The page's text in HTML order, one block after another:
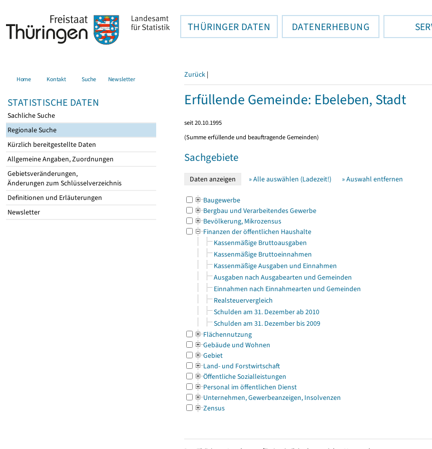
THÜRINGER DATEN DATENERHEBUNG
Home Kontakt Suche Newsletter
STATISTISCHE DATEN
Sachliche Suche
Regionale Suche
Kürzlich bereitgestellte Daten
Allgemeine Angaben, Zuordnungen
Gebietsveränderungen,
Änderungen zum Schlüsselverzeichnis
Definitionen und Erläuterungen
Newsletter
Zurück |
Erfüllende Gemeinde: Ebeleben, Stadt
seit 20.10.1995
(Summe erfüllende und beauftragende Gemeinden)
Sachgebiete
» Alle auswählen (Ladezeit!) » Auswahl entfernen
Baugewerbe
Bergbau und Verarbeitendes Gewerbe
Bevölkerung, Mikrozensus
Finanzen der öffentlichen Haushalte
Kassenmäßige Bruttoausgaben
Kassenmäßige Bruttoeinnahmen
Kassenmäßige Ausgaben und Einnahmen
Ausgaben nach Ausgabearten und Gemeinden
Einnahmen nach Einnahmearten und Gemeinden
Realsteuervergleich
Schulden am 31. Dezember ab 2010
Schulden am 31. Dezember bis 2009
Flächennutzung
Gebäude und Wohnen
Gebiet
Land- und Forstwirtschaft
Öffentliche Sozialleistungen
Personal im öffentlichen Dienst
Unternehmen, Gewerbeanzeigen, Insolvenzen
Zensus